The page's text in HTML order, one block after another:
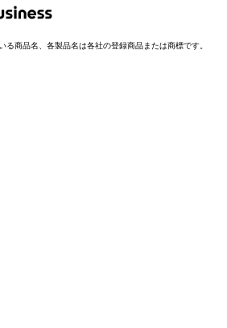
る商品名、各製品名は各社の登録商品または商標です。